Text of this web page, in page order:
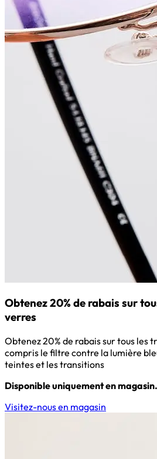
Obtenez 20% de rabais sur
verres
Obtenez 20% de rabais sur tous les
compris le filtre contre la lumière
teintes et les transitions
Disponible uniquement en magasin.
Visitez-nous en magasin